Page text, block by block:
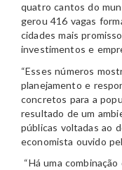
quatro cantos do
gerou 416 vagas
cidades mais
investimentos e
“Esses números
planejamento e
concretos para a
resultado de um
públicas voltadas ao
economista ouvido
“Há uma